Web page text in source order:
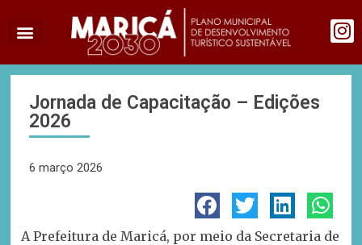
Jornada de Capacitação – Edições
2026
6 março 2026
A Prefeitura de Maricá, por meio da Secretaria de